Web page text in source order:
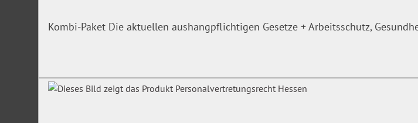
Kombi-Paket Die aktuellen aushangpflichtigen Gesetze + Arbeitsschutz,